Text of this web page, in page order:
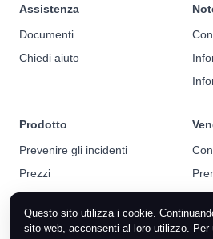
Assistenza
Documenti
Chiedi aiuto
Prodotto
Prevenire gli incidenti
Prezzi
Notizie
Questo sito utilizza i cookie.
sito web, acconsenti al loro utilizzo.